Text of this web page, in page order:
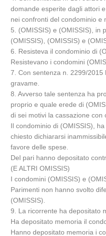
domande esperite dagli attori
nei confronti del condominio e
5. (OMISSIS) e (OMISSIS), in
(OMISSIS), (OMISSIS) e
6. Resisteva il condominio di
Resistevano i condomini
7. Con sentenza n. 2299/2015
gravame.
8. Avverso tale sentenza ha
proprio e quale erede di
di sei motivi la cassazione con
Il condominio di (OMISSIS),
chiesto dichiararsi
favore delle spese.
Del pari hanno depositato
(E ALTRI OMISSIS)
I condomini (OMISSIS) e
Parimenti non hanno svolto
(OMISSIS).
9. La ricorrente ha depositato
Ha depositato memoria il
Hanno depositato memoria i